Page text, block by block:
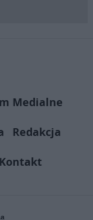
Medialne
Redakcja
Kontakt